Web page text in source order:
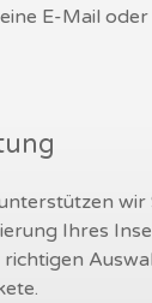
E-Mail
wir
Ihres